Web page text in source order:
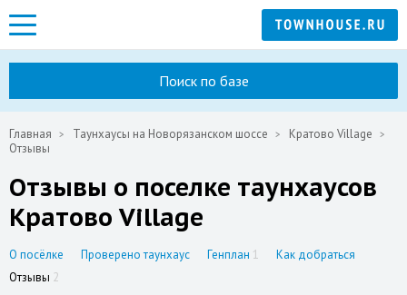
Поиск по базе
Главная Таунхаусы на Новорязанском шоссе
Кратово Village
Отзывы
Отзывы о поселке таунхаусов
Кратово Village
О посёлке Проверено таунхаус Генплан 1
Как добраться
Отзывы 2